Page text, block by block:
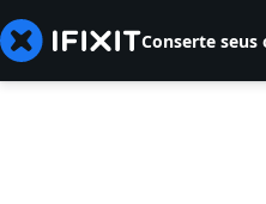
Conserte seus